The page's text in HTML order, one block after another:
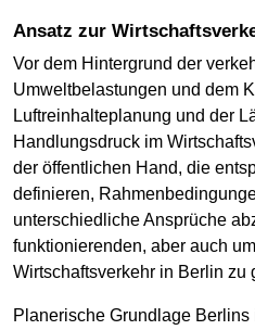
Ansatz zur
Vor dem Hintergrund der
Umweltbelastungen und dem
Luftreinhalteplanung und der
Handlungsdruck im
der öffentlichen Hand, die
definieren,
unterschiedliche Ansprüche
funktionierenden, aber auch
Wirtschaftsverkehr in Berlin zu
Planerische Grundlage Berlins